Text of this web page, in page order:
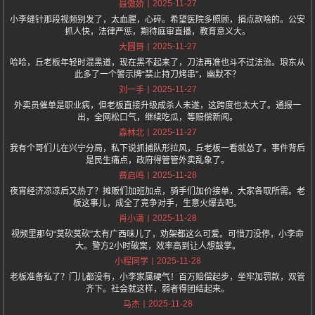
聂傲娇
2025-11-27
小李缝针那段视频别发了，太血腥，心碎。希望医院多照顾，捐点款啥的。公安
抓人快，法律严惩，期待庭审直播，教育意义大。
大圆哥
2025-11-27
哈哈，丘老板年轻时混黑道，现在黑不起来了，刀法再准也斗不过法治。琅东从
此多了一个警示牌“禁止持刀烤串”，幽默不？
刘一手
2025-11-27
外卖员催单是职业病，但老板直接升级成杀人未遂，这跨度也太大了。通报一
出，全网松口气，继续吃瓜，等赔偿新闻。
森林北
2025-11-27
我有个哥们儿在兴宁分局，私下说抓捕队形拉风，丘老板一看就怂了。事件背后
是民生痛点，政府得管管外卖乱象了。
费启鸣
2025-11-28
夜宵经济凉凉后又热了？摊贩们加班加点，骑手们加价接单，大家各取所需。老
板这事儿，成全了竞争对手，生意火爆去吧。
肖小潇
2025-11-28
视频里那句“莫砍莫砍”太有广西味儿了，劝架都这么可爱。可惜刀没停，小李命
大。警方2小时破案，效率高到让人想鼓掌。
小程同学
2025-11-28
老板准备私了？门儿都没有，小李家属硬气！百万赔偿起步，坐牢加罚款，双管
齐下。社会就这样，弱者得团结起来。
马杰
2025-11-28